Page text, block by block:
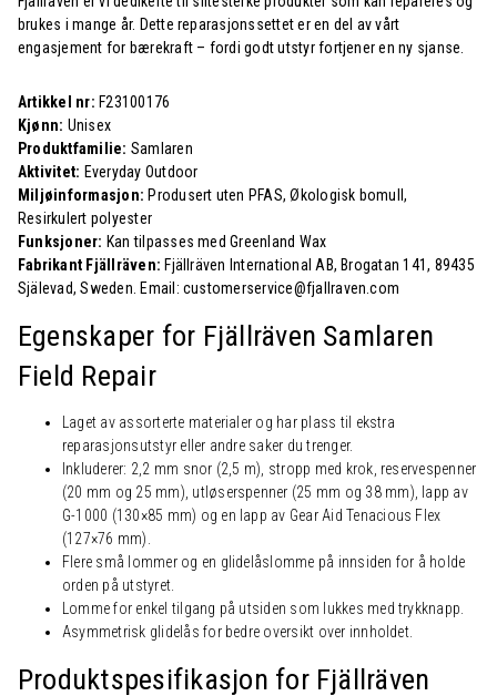
brukes i mange år. Dette reparasjonssettet er en del av vårt
engasjement for bærekraft – fordi godt utstyr fortjener en ny sjanse.
Artikkel nr: F23100176
Kjønn: Unisex
Produktfamilie: Samlaren
Aktivitet: Everyday Outdoor
Miljøinformasjon: Produsert uten PFAS, Økologisk bomull,
Resirkulert polyester
Funksjoner: Kan tilpasses med Greenland Wax
Fabrikant Fjällräven: Fjällräven International AB, Brogatan 141, 89435
Själevad, Sweden. Email: customerservice@fjallraven.com
Egenskaper for Fjällräven Samlaren
Field Repair
Laget av assorterte materialer og har plass til ekstra
reparasjonsutstyr eller andre saker du trenger.
Inkluderer: 2,2 mm snor (2,5 m), stropp med krok, reservespenner
(20 mm og 25 mm), utløserspenner (25 mm og 38 mm), lapp av
G-1000 (130×85 mm) og en lapp av Gear Aid Tenacious Flex
(127×76 mm).
Flere små lommer og en glidelåslomme på innsiden for å holde
orden på utstyret.
Lomme for enkel tilgang på utsiden som lukkes med trykknapp.
Asymmetrisk glidelås for bedre oversikt over innholdet.
Produktspesifikasjon for Fjällräven